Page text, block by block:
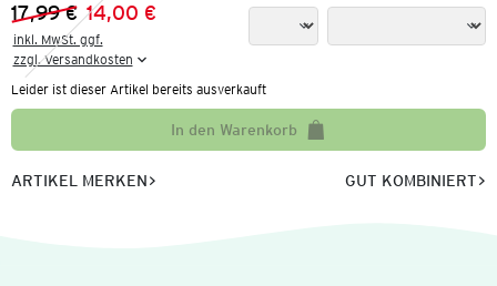
Vorheriger Preis:
17,99 €
Neuer Preis:
14,00 €
inkl. MwSt. ggf.
zzgl. Versandkosten
Leider ist dieser Artikel bereits ausverkauft
In den Warenkorb
ARTIKEL MERKEN GUT KOMBINIERT